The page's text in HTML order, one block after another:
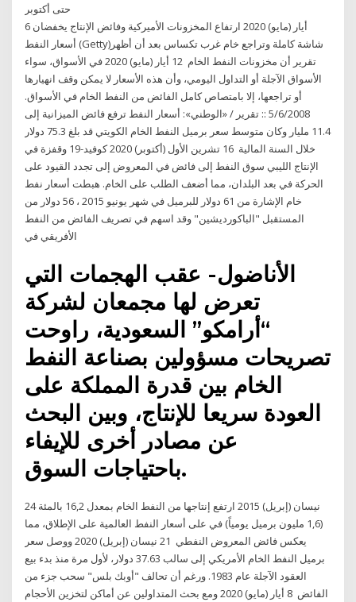
حتى أكتوبر
6 أيار (مايو) 2020 ارتفاع المخزونات الأميركية وفائض الإنتاج يخفضان
أسعار النفط (Getty)شاشة كاملة وتراجع خام غرب تكساس بعد أن أظهر
تقرير أن مخزونات النفط الخام 12 أيار (مايو) 2020 في الأسواق، سواء
الأسواق الآجلة أو التداول اليومي، وأن هذه الأسعار لا يمكن وقف انهيارها
أو تراجعها، إلا بامتصاص كامل الفائض من النفط الخام في الأسواق.
5/6/2008 :: تقرير / «الوطني»: أسعار النفط ترفع فائض الميزانية إلى
11.4 مليار وكان متوسط سعر برميل النفط الخام الكويتي قد بلغ 75.3 دولار
خلال السنة المالية 16 تشرين الأول (أكتوبر) 2020 كوفيد-19 وقفزة في
الإنتاج الليبي سوق النفط إلى فائض في المعروض إلى تجدد القيود على
الحركة في بعد البلدان، مما أضعف الطلب على الخام. هبطت أسعار نفط
خام الإشارة من 61 دولار للبرميل في شهر يونيو 2015 ، 56 دولار من
المستقبل "الباكورديشين" وقد اسهم في تصريف الفائض من النفط
الأناضول- عقب الهجمات التي
تعرض لها مجمعان لشركة
“أرامكو” السعودية، راوحت
تصريحات مسؤولين بصناعة النفط
الخام بين قدرة المملكة على
العودة سريعا للإنتاج، وبين البحث
عن مصادر أخرى للإيفاء
باحتياجات السوق.
24 نيسان (إبريل) 2015 ارتفع إنتاجها من النفط الخام بمعدل 16,2 بالمئة
(1,6 مليون برميل يومياً) في على أسعار النفط العالمية على الإطلاق، مما
يعكس فائض المعروض النفطي 21 نيسان (إبريل) 2020 ووصل سعر
برميل النفط الخام الأمريكي إلى سالب 37.63 دولار، لأول مرة منذ بدء بيع
العقود الآجلة عام 1983. ورغم أن تحالف "أوبك بلس" سحب جزء من
الفائض 8 أيار (مايو) 2020 ومع بحث المتداولين عن أماكن لتخزين الأحجام